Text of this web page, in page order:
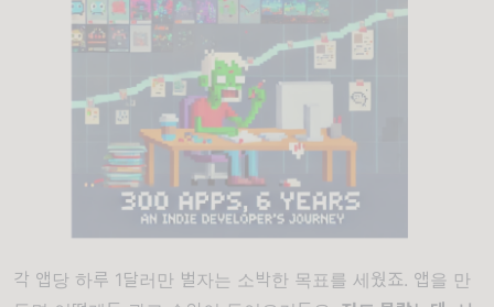
각 앱당 하루 1달러만 벌자는 소박한 목표를 세웠죠. 앱을 만